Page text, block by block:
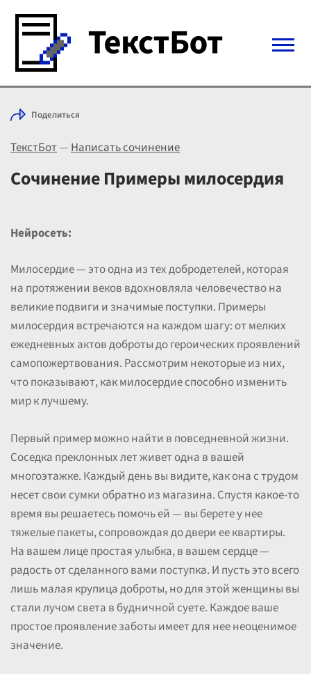
Войти с Telegram
Выбрать режим
Цены
Поделиться
ТекстБот—Написать сочинение
Сочинение Примеры милосердия
Нейросеть:
Милосердие — это одна из тех добродетелей, которая
на протяжении веков вдохновляла человечество на
великие подвиги и значимые поступки. Примеры
милосердия встречаются на каждом шагу: от мелких
ежедневных актов доброты до героических проявлений
самопожертвования. Рассмотрим некоторые из них,
что показывают, как милосердие способно изменить
мир к лучшему.
Первый пример можно найти в повседневной жизни.
Соседка преклонных лет живет одна в вашей
многоэтажке. Каждый день вы видите, как она с трудом
несет свои сумки обратно из магазина. Спустя какое-то
время вы решаетесь помочь ей — вы берете у нее
тяжелые пакеты, сопровождая до двери ее квартиры.
На вашем лице простая улыбка, в вашем сердце —
радость от сделанного вами поступка. И пусть это всего
лишь малая крупица доброты, но для этой женщины вы
стали лучом света в будничной суете. Каждое ваше
простое проявление заботы имеет для нее неоценимое
значение.